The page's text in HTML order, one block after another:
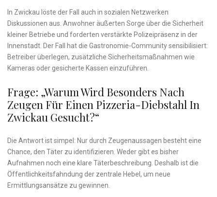
In Zwickau löste der Fall auch in sozialen Netzwerken
Diskussionen aus. Anwohner äußerten Sorge über die Sicherheit
kleiner Betriebe und forderten verstärkte Polizeipräsenz in der
Innenstadt. Der Fall hat die Gastronomie-Community sensibilisiert:
Betreiber überlegen, zusätzliche Sicherheitsmaßnahmen wie
Kameras oder gesicherte Kassen einzuführen.
Frage: „Warum Wird Besonders Nach
Zeugen Für Einen Pizzeria-Diebstahl In
Zwickau Gesucht?“
Die Antwort ist simpel: Nur durch Zeugenaussagen besteht eine
Chance, den Täter zu identifizieren. Weder gibt es bisher
Aufnahmen noch eine klare Täterbeschreibung. Deshalb ist die
Öffentlichkeitsfahndung der zentrale Hebel, um neue
Ermittlungsansätze zu gewinnen.